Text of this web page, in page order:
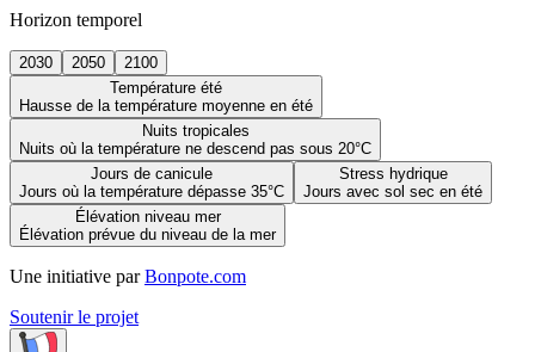
Horizon temporel
2030 2050
2100
Température été
Hausse de la température moyenne en été
Nuits tropicales
Nuits où la température ne descend pas sous 20°C
Jours de canicule
Jours où la température dépasse 35°C
Stress hydrique
Jours avec sol sec en été
Élévation niveau mer
Élévation prévue du niveau de la mer
Une initiative par Bonpote.com
Soutenir le projet